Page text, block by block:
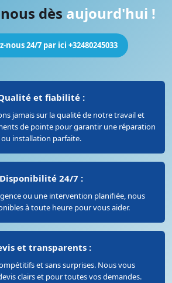
dès aujourd'hui !
nous 24/7 par ici +32480245033
et fiabilité :
jamais sur la qualité de notre travail et
de pointe pour garantir une réparation
ou installation parfaite.
Disponibilité 24/7 :
ou une intervention planifiée, nous
à toute heure pour vous aider.
et transparents :
et sans surprises. Nous vous
clairs et pour toutes vos demandes.